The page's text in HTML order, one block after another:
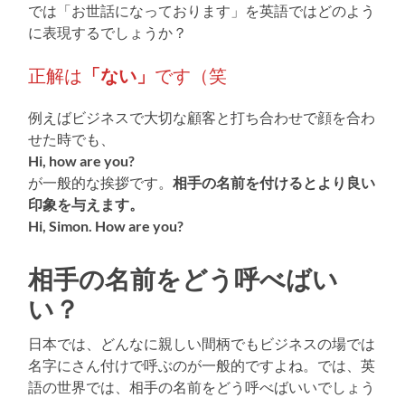
では「お世話になっております」を英語ではどのよう
に表現するでしょうか？
正解は 「ない」 です（笑
例えばビジネスで大切な顧客と打ち合わせで顔を合わ
せた時でも、
Hi, how are you?
が一般的な挨拶です。相手の名前を付けるとより良い
印象を与えます。
Hi, Simon. How are you?
相手の名前をどう呼べばい
い？
日本では、どんなに親しい間柄でもビジネスの場では
名字にさん付けで呼ぶのが一般的ですよね。では、英
語の世界では、相手の名前をどう呼べばいいでしょう